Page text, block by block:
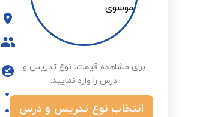
برای مشاهده قیمت، نوع تدریس و
درس را وارد نمایید:
انتخاب نوع تدریس و درس